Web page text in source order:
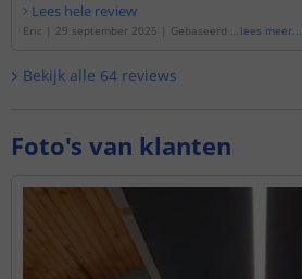
Lees hele review
Eric | 29 september 2025 | Gebaseerd o lees meer...
Bekijk alle 64 reviews
Foto's van klanten